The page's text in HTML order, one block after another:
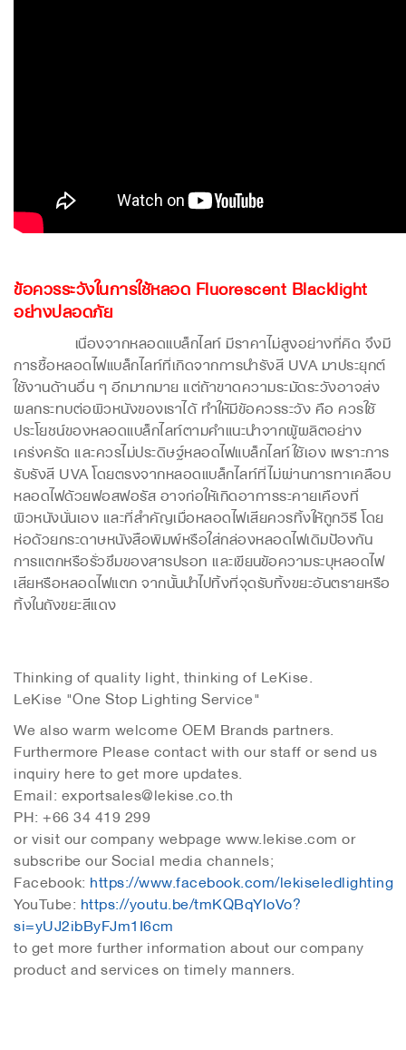
ข้อควรระวังในการใช้หลอด Fluorescent Blacklight
อย่างปลอดภัย
เนื่องจากหลอดแบล็กไลท์ มีราคาไม่สูงอย่างที่คิด จึงมี
การซื้อหลอดไฟแบล็กไลท์ที่เกิดจากการนำรังสี UVA มาประยุกต์
ใช้งานด้านอื่น ๆ อีกมากมาย แต่ถ้าขาดความระมัดระวังอาจส่ง
ผลกระทบต่อผิวหนังของเราได้ ทำให้มีข้อควรระวัง คือ ควรใช้
ประโยชน์ของหลอดแบล็กไลท์ตามคำแนะนำจากผู้ผลิตอย่าง
เคร่งครัด และควรไม่ประดิษฐ์หลอดไฟแบล็กไลท์ใช้เอง เพราะการ
รับรังสี UVA โดยตรงจากหลอดแบล็กไลท์ที่ไม่ผ่านการทาเคลือบ
หลอดไฟด้วยฟอสฟอรัส อาจก่อให้เกิดอาการระคายเคืองที่
ผิวหนังนั่นเอง และที่สำคัญเมื่อหลอดไฟเสียควรทิ้งให้ถูกวิธี โดย
ห่อด้วยกระดาษหนังสือพิมพ์หรือใส่กล่องหลอดไฟเดิมป้องกัน
การแตกหรือรั่วซึมของสารปรอท และเขียนข้อความระบุหลอดไฟ
เสียหรือหลอดไฟแตก จากนั้นนำไปทิ้งที่จุดรับทิ้งขยะอันตรายหรือ
ทิ้งในถังขยะสีแดง
Thinking of quality light, thinking of LeKise.
LeKise "One Stop Lighting Service"
We also warm welcome OEM Brands partners.
Furthermore Please contact with our staff or send us
inquiry here to get more updates.
Email: exportsales@lekise.co.th
PH: +66 34 419 299
or visit our company webpage www.lekise.com or
subscribe our Social media channels;
Facebook: https://www.facebook.com/lekiseledlighting
YouTube: https://youtu.be/tmKQBqYloVo?
si=yUJ2ibByFJm1I6cm
to get more further information about our company
product and services on timely manners.